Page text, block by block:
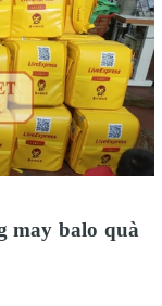
may balo quà